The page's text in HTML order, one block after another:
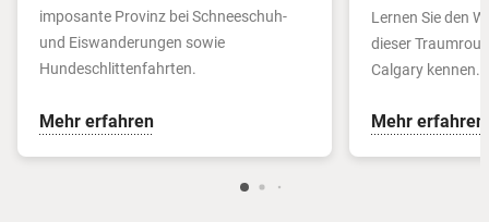
imposante Provinz bei Schneeschuh-
und Eiswanderungen sowie
Hundeschlittenfahrten.
Mehr erfahren
Lernen Sie den
dieser
Calgary kennen.
Mehr erfahren